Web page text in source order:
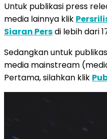
Untuk publikasi press
media lainnya klik
Siaran Persdi lebih dari
Sedangkan untuk
media mainstream
Pertama, silahkan klik